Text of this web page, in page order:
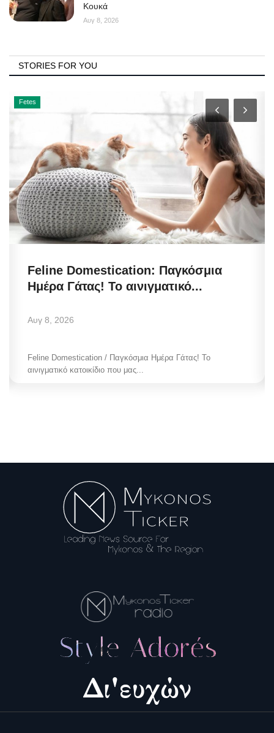
Κουκά
Αυγ 8, 2026
STORIES FOR YOU
Fetes
Feline Domestication: Παγκόσμια
Ημέρα Γάτας! Το αινιγματικό...
Αυγ 8, 2026
Feline Domestication / Παγκόσμια Ημέρα Γάτας! Το
αινιγματικό κατοικίδιο που μας...